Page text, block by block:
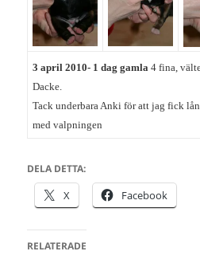
3 april 2010- 1 dag gamla 4 fina,
Dacke.
Tack underbara Anki för att jag fick
med valpningen
DELA DETTA:
X Facebook
RELATERADE